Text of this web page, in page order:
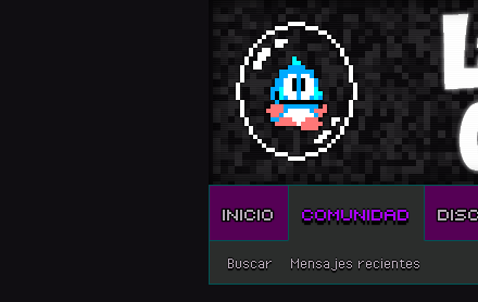
INICIO COMUNIDAD
Buscar Mensajes recientes